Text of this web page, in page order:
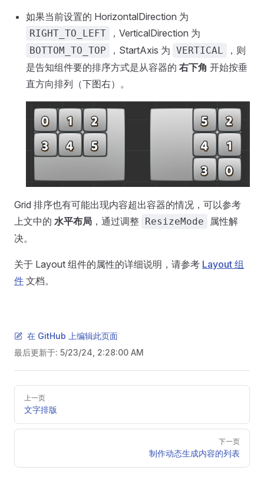
如果当前设置的 HorizontalDirection 为
RIGHT_TO_LEFT ，VerticalDirection 为
BOTTOM_TO_TOP ，StartAxis 为 VERTICAL
，则
是告知组件要的排序方式是从容器的 右下角 开始按垂
直方向排列（下图右）。
Grid 排序也有可能出现内容超出容器的情况，可以参考
上文中的 水平布局 ，通过调整 ResizeMode
属性解
决。
关于 Layout 组件的属性的详细说明，请参考 Layout 组
件 文档。
在 GitHub 上编辑此页面
最后更新于: 5/23/24, 2:28:00 AM
Pager
上一页
文字排版
下一页
制作动态生成内容的列表